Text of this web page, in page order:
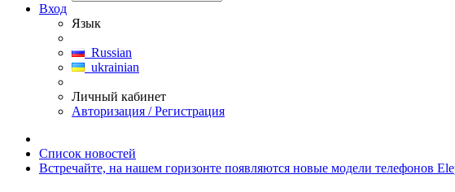
Вход
Язык
Russian
ukrainian
Личный кабинет
Авторизация / Регистрация
Список новостей
Встречайте, на нашем горизонте появляются новые модели телефонов